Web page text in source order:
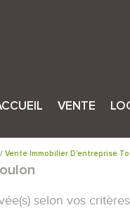
ACCUEIL VENTE
Vente Immobilier D'entreprise
selon vos critères